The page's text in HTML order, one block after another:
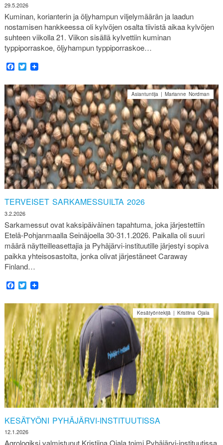
29.5.2026
Kuminan, korianterin ja öljyhampun viljelymäärän ja laadun
nostamisen hankkeessa oli kylvöjen osalta tiivistä aikaa kylvöjen
suhteen viikolla 21. Viikon sisällä kylvettiin kuminan
typpiporraskoe, öljyhampun typpiporraskoe…
Facebook
Twitter
TERVEISET SARKAMESSUILTA 2026
3.2.2026
Asiantuntija | Marianne Nordman
Sarkamessut ovat kaksipäiväinen tapahtuma, joka järjestettiin
Etelä-Pohjanmaalla Seinäjoella 30-31.1.2026. Paikalla oli suuri
määrä näytteilleasettajia ja Pyhäjärvi-instituutille järjestyi sopiva
paikka yhteisosastolta, jonka olivat järjestäneet Caraway
Finland…
Facebook
Twitter
KESÄTYÖNI PYHÄJÄRVI-INSTITUUTISSA
12.1.2026
Kesätyöntekijä | Kristiina Ojala